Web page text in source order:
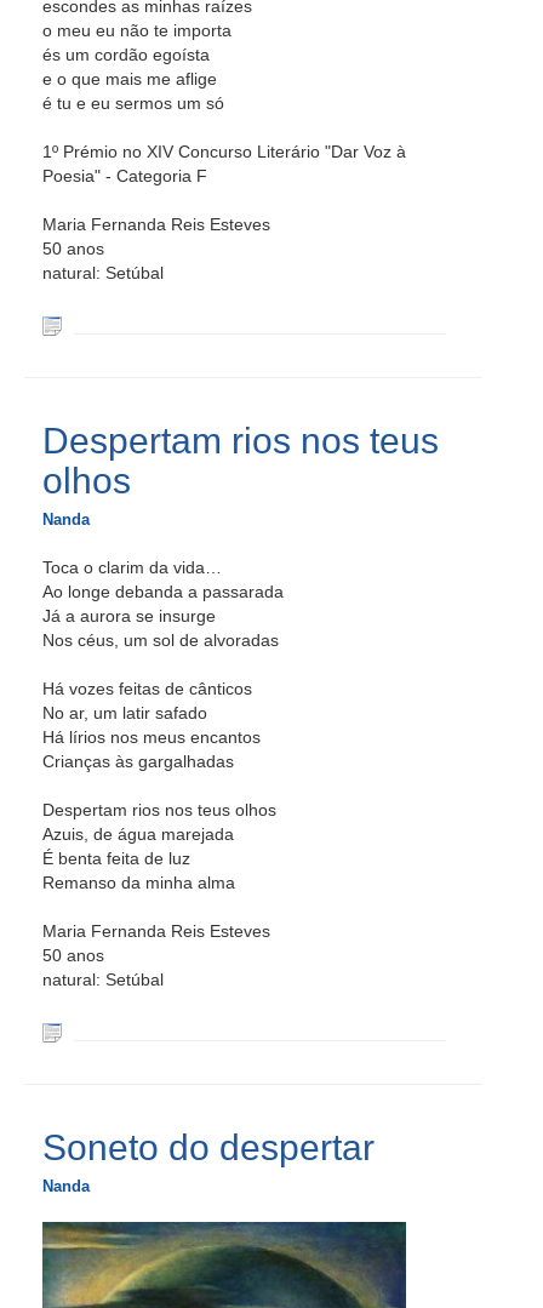
escondes as minhas raízes
o meu eu não te importa
és um cordão egoísta
e o que mais me aflige
é tu e eu sermos um só
1º Prémio no XIV Concurso Literário "Dar Voz à
Poesia" - Categoria F
Maria Fernanda Reis Esteves
50 anos
natural: Setúbal
Despertam rios nos teus
olhos
Nanda
Toca o clarim da vida…
Ao longe debanda a passarada
Já a aurora se insurge
Nos céus, um sol de alvoradas
Há vozes feitas de cânticos
No ar, um latir safado
Há lírios nos meus encantos
Crianças às gargalhadas
Despertam rios nos teus olhos
Azuis, de água marejada
É benta feita de luz
Remanso da minha alma
Maria Fernanda Reis Esteves
50 anos
natural: Setúbal
Soneto do despertar
Nanda